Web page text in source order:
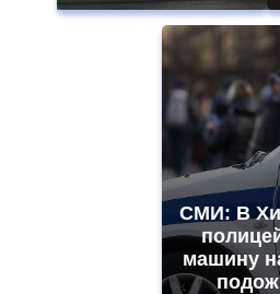
СМИ: В
машину